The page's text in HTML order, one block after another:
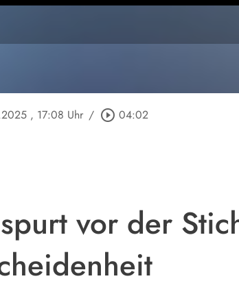
, 17:08 Uhr / play_circle_outline 04:02
vor der